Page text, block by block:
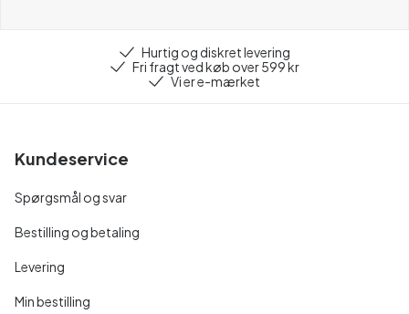
Hurtig og diskret levering
Fri fragt ved køb over 599 kr
Vi er e-mærket
Kundeservice
Spørgsmål og svar
Bestilling og betaling
Levering
Min bestilling